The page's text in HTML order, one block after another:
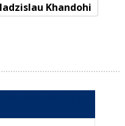
Khandohi